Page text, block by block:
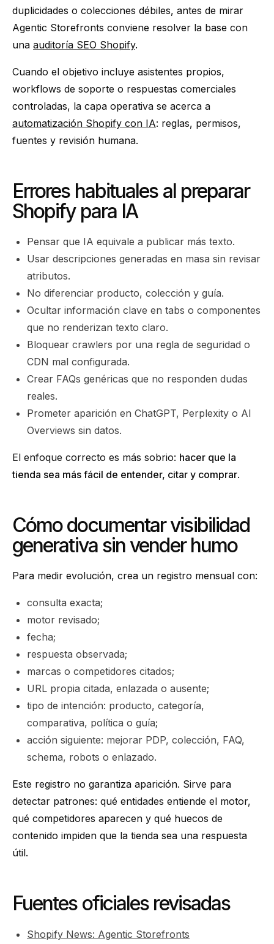
duplicidades o colecciones débiles, antes de mirar
Agentic Storefronts conviene resolver la base con
una auditoría SEO Shopify.
Cuando el objetivo incluye asistentes propios,
workflows de soporte o respuestas comerciales
controladas, la capa operativa se acerca a
automatización Shopify con IA: reglas, permisos,
fuentes y revisión humana.
Errores habituales al preparar
Shopify para IA
Pensar que IA equivale a publicar más texto.
Usar descripciones generadas en masa sin revisar
atributos.
No diferenciar producto, colección y guía.
Ocultar información clave en tabs o componentes
que no renderizan texto claro.
Bloquear crawlers por una regla de seguridad o
CDN mal configurada.
Crear FAQs genéricas que no responden dudas
reales.
Prometer aparición en ChatGPT, Perplexity o AI
Overviews sin datos.
El enfoque correcto es más sobrio: hacer que la
tienda sea más fácil de entender, citar y comprar.
Cómo documentar visibilidad
generativa sin vender humo
Para medir evolución, crea un registro mensual con:
consulta exacta;
motor revisado;
fecha;
respuesta observada;
marcas o competidores citados;
URL propia citada, enlazada o ausente;
tipo de intención: producto, categoría,
comparativa, política o guía;
acción siguiente: mejorar PDP, colección, FAQ,
schema, robots o enlazado.
Este registro no garantiza aparición. Sirve para
detectar patrones: qué entidades entiende el motor,
qué competidores aparecen y qué huecos de
contenido impiden que la tienda sea una respuesta
útil.
Fuentes oficiales revisadas
Shopify News: Agentic Storefronts